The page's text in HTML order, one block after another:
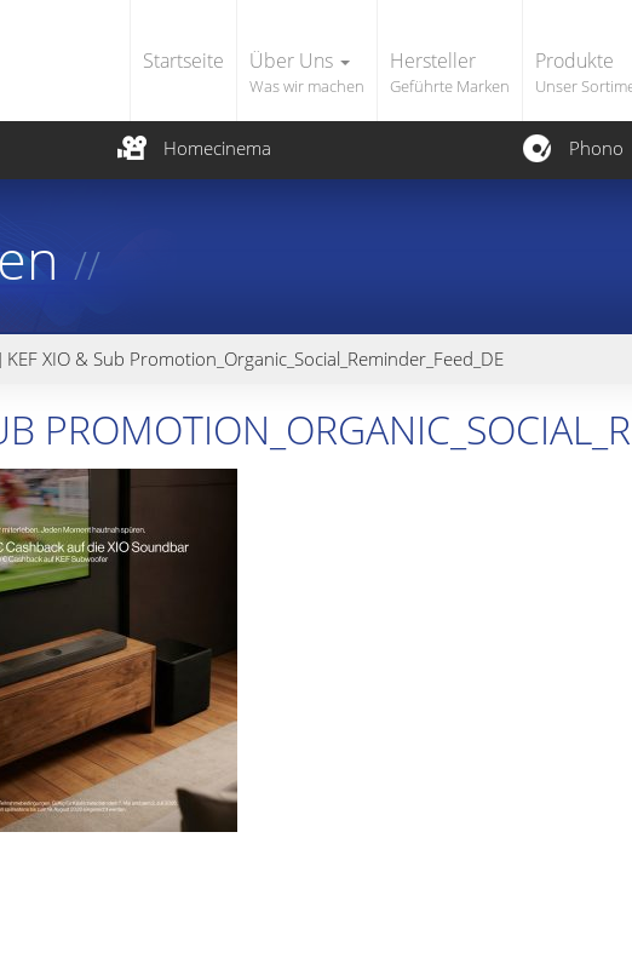
Startseite Über Uns
Was wir machen
Hersteller
Geführte Marken
Produkte
Unser
Homecinema Phono
//
KEF XIO & Sub Promotion_Organic_Social_Reminder_Feed_DE